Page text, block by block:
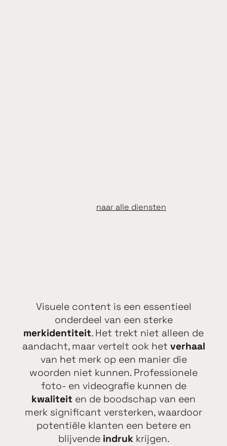
naar alle diensten
Visuele content is een essentieel
onderdeel van een sterke
merkidentiteit. Het trekt niet alleen de
aandacht, maar vertelt ook het verhaal
van het merk op een manier die
woorden niet kunnen. Professionele
foto- en videografie kunnen de
kwaliteit en de boodschap van een
merk significant versterken, waardoor
potentiële klanten een betere en
blijvende indrukkrijgen.